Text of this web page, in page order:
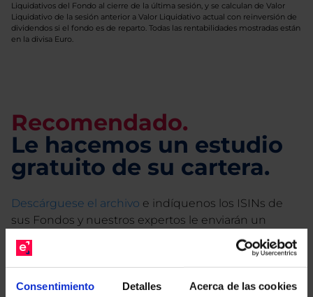
Consentimiento Detalles Acerca de las cookies
Liquidativos del Fondo al cierre de la última sesión, y se calculan de Valor
Liquidativo de la sesión anterior a Valor Liquidativo actual con reinversión de
dividendos si el fondo es de reparto. Todas las rentabilidades mostradas están
en la divisa Euro.
Recomendado.
Le hacemos un estudio
gratuito de su cartera.
Descárguese el archivo e indíquenos los ISINs de
sus Fondos y nuestros expertos le enviarán un
estudio gratuito de sus alternativas de Clases
Limpias con las que podrá ahorrar en sus costes.